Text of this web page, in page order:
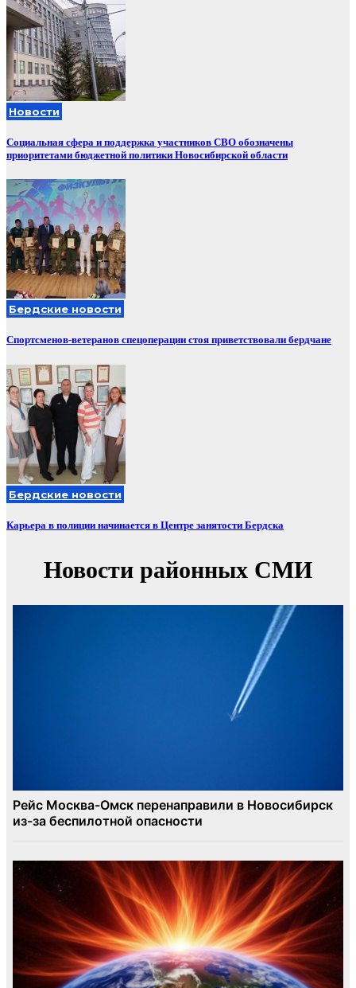
Новости
Социальная сфера и поддержка участников СВО обозначены
приоритетами бюджетной политики Новосибирской области
Бердские новости
Спортсменов-ветеранов спецоперации стоя приветствовали бердчане
Бердские новости
Карьера в полиции начинается в Центре занятости Бердска